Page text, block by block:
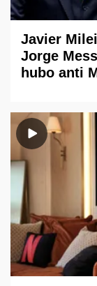
Javier
Jorge
hubo anti